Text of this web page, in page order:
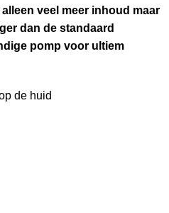
veel meer inhoud maar
dan de standaard
pomp voor ultiem
de huid